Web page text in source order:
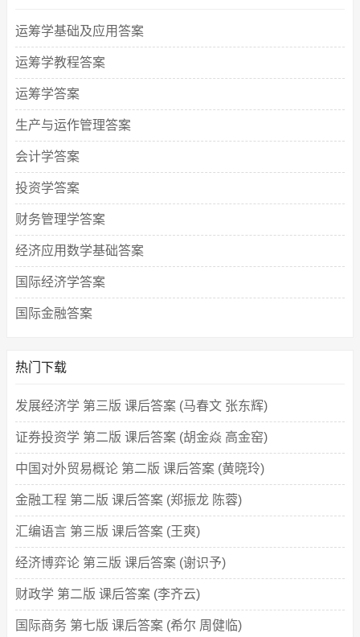
运筹学基础及应用答案
运筹学教程答案
运筹学答案
生产与运作管理答案
会计学答案
投资学答案
财务管理学答案
经济应用数学基础答案
国际经济学答案
国际金融答案
热门下载
发展经济学 第三版 课后答案 (马春文 张东辉)
证券投资学 第二版 课后答案 (胡金焱 高金窑)
中国对外贸易概论 第二版 课后答案 (黄晓玲)
金融工程 第二版 课后答案 (郑振龙 陈蓉)
汇编语言 第三版 课后答案 (王爽)
经济博弈论 第三版 课后答案 (谢识予)
财政学 第二版 课后答案 (李齐云)
国际商务 第七版 课后答案 (希尔 周健临)